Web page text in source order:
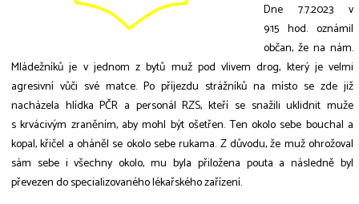
Dne 7.7.2023 v
9:15 hod. oznámil
občan, že na nám.
Mládežníků je v jednom z bytů muž pod vlivem drog, který je velmi
agresivní vůči své matce. Po příjezdu strážníků na místo se zde již
nacházela hlídka PČR a personál RZS, kteří se snažili uklidnit muže
s krvácivým zraněním, aby mohl být ošetřen. Ten okolo sebe bouchal a
kopal, křičel a oháněl se okolo sebe rukama. Z důvodu, že muž ohrožoval
sám sebe i všechny okolo, mu byla přiložena pouta a následně byl
převezen do specializovaného lékařského zařízení.